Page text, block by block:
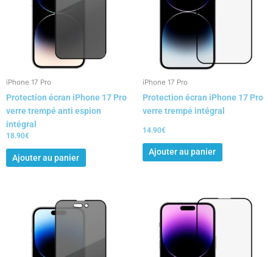
iPhone 17 Pro
Protection écran iPhone 17 Pro
verre trempé anti espion
intégral
18.90€
Ajouter au panier
iPhone 17 Pro
Protection écran iPhone 17 Pro
verre trempé intégral
14.90€
Ajouter au panier